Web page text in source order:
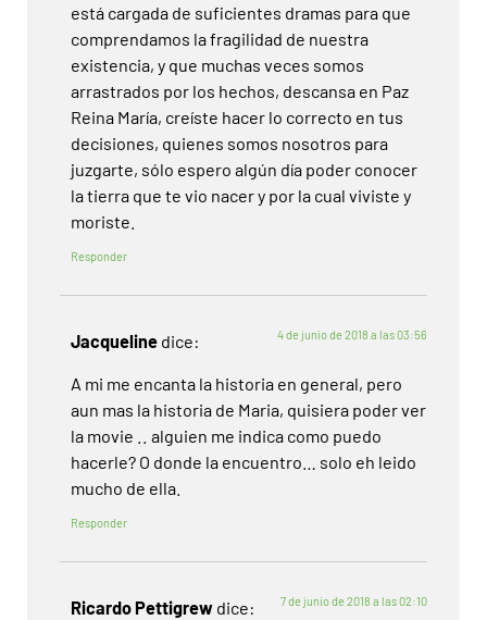
está cargada de suficientes dramas para que
comprendamos la fragilidad de nuestra
existencia, y que muchas veces somos
arrastrados por los hechos, descansa en Paz
Reina María, creíste hacer lo correcto en tus
decisiones, quienes somos nosotros para
juzgarte, sólo espero algún día poder conocer
la tierra que te vio nacer y por la cual viviste y
moriste.
Responder
Jacqueline dice: 4 de junio de 2018 a las 03:56
A mi me encanta la historia en general, pero
aun mas la historia de Maria, quisiera poder ver
la movie .. alguien me indica como puedo
hacerle? O donde la encuentro… solo eh leido
mucho de ella.
Responder
Ricardo Pettigrew dice: 7 de junio de 2018 a las 02:10